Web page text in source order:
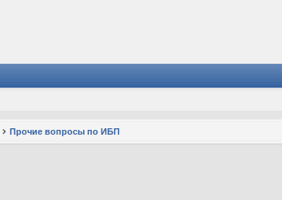
Прочие вопросы по ИБП